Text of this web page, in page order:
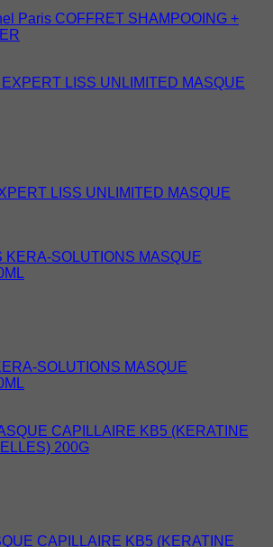
Paris COFFRET SHAMPOOING +
LISS UNLIMITED MASQUE
SOLUTIONS MASQUE
CAPILLAIRE KB5 (KERATINE